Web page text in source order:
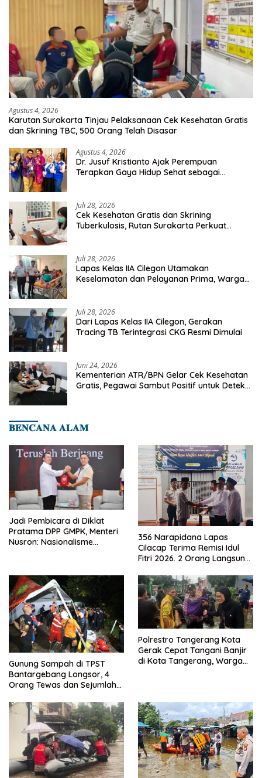
Agustus 4, 2026
Karutan Surakarta Tinjau Pelaksanaan Cek Kesehatan Gratis
dan Skrining TBC, 500 Orang Telah Disasar
Agustus 4, 2026
Dr. Jusuf Kristianto Ajak Perempuan
Terapkan Gaya Hidup Sehat sebagai
Juli 28, 2026
Cek Kesehatan Gratis dan Skrining
Tuberkulosis, Rutan Surakarta Perkuat
Juli 28, 2026
Lapas Kelas IIA Cilegon Utamakan
Keselamatan dan Pelayanan Prima, Warga
Juli 28, 2026
Dari Lapas Kelas IIA Cilegon, Gerakan
Tracing TB Terintegrasi CKG Resmi Dimulai
Juni 24, 2026
Kementerian ATR/BPN Gelar Cek Kesehatan
Gratis, Pegawai Sambut Positif untuk Deteksi
𝐁𝐄𝐍𝐂𝐀𝐍𝐀 𝐀𝐋𝐀𝐌
Jadi Pembicara di Diklat
Pratama DPP GMPK, Menteri
Nusron: Nasionalisme
356 Narapidana Lapas
Cilacap Terima Remisi Idul
Fitri 2026. 2 Orang Langsung
Gunung Sampah di TPST
Bantargebang Longsor, 4
Orang Tewas dan Sejumlah
Polrestro Tangerang Kota
Gerak Cepat Tangani Banjir
di Kota Tangerang, Warga